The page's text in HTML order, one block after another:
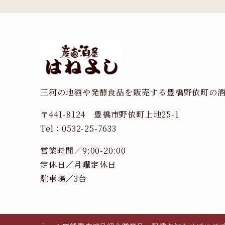
三河の地酒や発酵食品を販売する豊橋野依町の
〒441-8124 豊橋市野依町上地25-1
Tel：0532-25-7633
営業時間／9:00-20:00
定休日／月曜定休日
駐車場／3台